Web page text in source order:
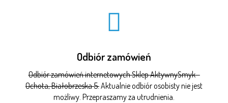
Odbiór zamówień
Odbiór zamówień internetowych Sklep AktywnySmyk -
Ochota, Białobrzeska 5.Aktualnie odbiór osobisty nie jest
możliwy. Przepraszamy za utrudnienia.